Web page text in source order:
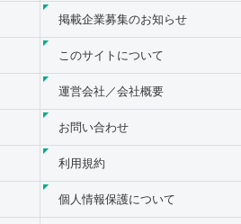
掲載企業募集のお知らせ
このサイトについて
運営会社／会社概要
お問い合わせ
利用規約
個人情報保護について